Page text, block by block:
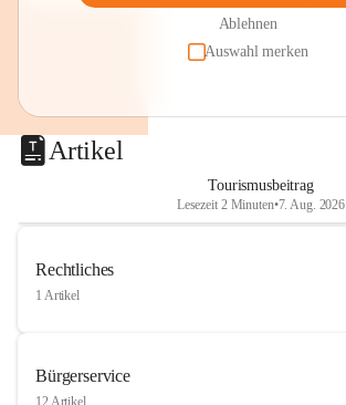
Ablehnen
Auswahl merken
Artikel
Tourismusbeitrag
Lesezeit 2 Minuten•7. Aug. 2026
Rechtliches
1 Artikel
Bürgerservice
12 Artikel